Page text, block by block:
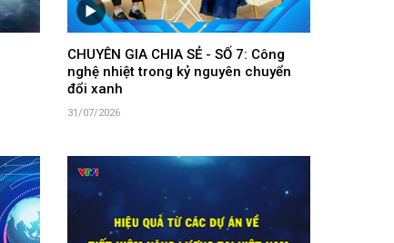
CHUYÊN GIA CHIA SẺ - SỐ 7: Công
nghệ nhiệt trong kỷ nguyên chuyển
đổi xanh
31/07/2026